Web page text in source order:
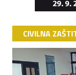
CIVILNA